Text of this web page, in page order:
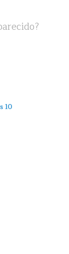
10